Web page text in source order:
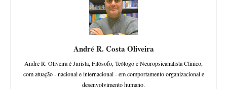
André R. Costa Oliveira
Andre R. Oliveira é Jurista, Filósofo, Teólogo e Neuropsicanalista Clinico,
com atuação - nacional e internacional - em comportamento organizacional e
desenvolvimento humano.